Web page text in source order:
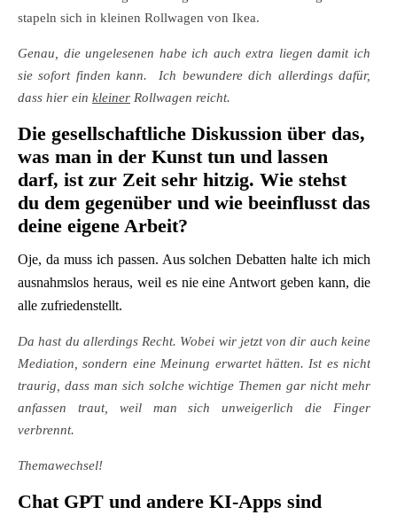
stapeln sich in kleinen Rollwagen von Ikea.
Genau, die ungelesenen habe ich auch extra liegen damit ich
sie sofort finden kann. Ich bewundere dich allerdings dafür,
dass hier ein kleiner Rollwagen reicht.
Die gesellschaftliche Diskussion über das,
was man in der Kunst tun und lassen
darf, ist zur Zeit sehr hitzig. Wie stehst
du dem gegenüber und wie beeinflusst das
deine eigene Arbeit?
Oje, da muss ich passen. Aus solchen Debatten halte ich mich
ausnahmslos heraus, weil es nie eine Antwort geben kann, die
alle zufriedenstellt.
Da hast du allerdings Recht. Wobei wir jetzt von dir auch keine
Mediation, sondern eine Meinung erwartet hätten. Ist es nicht
traurig, dass man sich solche wichtige Themen gar nicht mehr
anfassen traut, weil man sich unweigerlich die Finger
verbrennt.
Themawechsel!
Chat GPT und andere KI-Apps sind